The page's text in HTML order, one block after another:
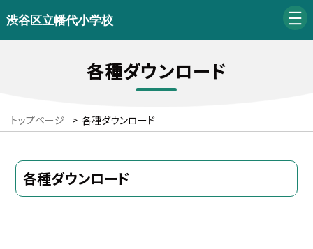
渋谷区立幡代小学校
各種ダウンロード
トップページ > 各種ダウンロード
各種ダウンロード